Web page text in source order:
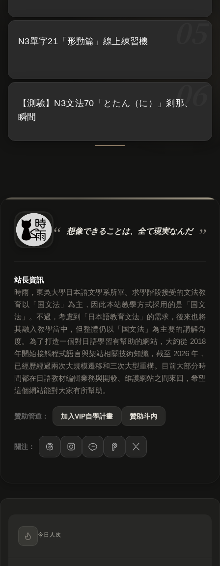
N3單字21「形動篇」線上練習機
【測驗】N3文法70「とたん（に）」剎那、
瞬間
想像できることは、 全て現実なんだ
站長資訊
時雨，東吳大學日本語文學系所畢。求學階段接受的文法教
育以「国文法」為主，因此本站教學方式採用的是「国文
法」。不過，考慮到「日本語教育文法」的需求，後來也將
其融入教學當中，但整體仍以「国文法」為主要的講解角
度。為了打造一個對日語學習有幫助的網站，大約從 2018
年開始接觸程式語言與架站相關技術知識，截至 2026 年，
已經歷經過兩次大規模遷移和三次大型重構。目前大部分時
間都在日語教材編輯業務與開發、維護網站之間來回，希望
這個網站能對大家有所幫助。
贊助管道： 加入VIP自學計畫 贊助斗内
關注： LINE
今日人次